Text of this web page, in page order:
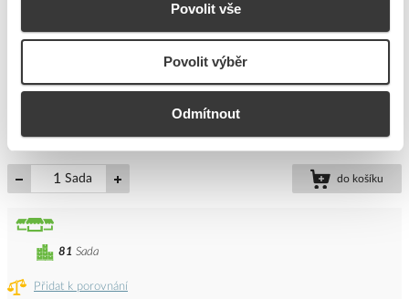
Povolit vše
Povolit výběr
Odmítnout
TICHOPÁDEK Hmoždinky, průměr 14 mm, sada 10
ks
10.076.047
8591952149456
Kód výrobce
0114
Cena s DPH 25,29 Kč/Sada
Sada do košíku
Přidat k porovnání
81 Sada